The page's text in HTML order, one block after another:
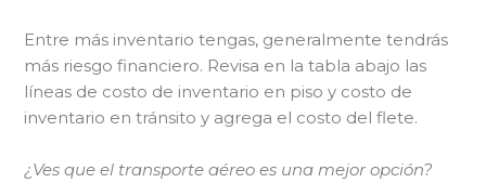
Entre más inventario tengas, generalmente tendrás
más riesgo financiero. Revisa en la tabla abajo las
líneas de costo de inventario en piso y costo de
inventario en tránsito y agrega el costo del flete.
¿Ves que el transporte aéreo es una mejor opción?